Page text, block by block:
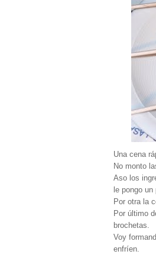
Una cena
No monto
Aso los
le pongo
Por otra la
Por último
brochetas.
Voy
enfríen.